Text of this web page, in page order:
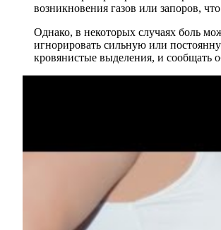
возникновения газов или запоров,
Однако, в некоторых случаях боль
игнорировать сильную или
кровянистые выделения, и сообщать